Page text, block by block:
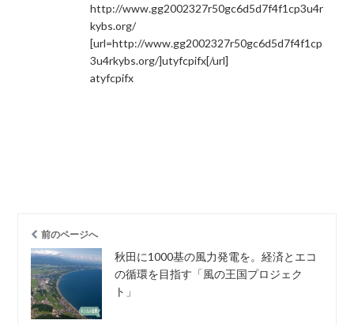
http://www.gg2002327r50gc6d5d7f4f1cp3u4r
kybs.org/
[url=http://www.gg2002327r50gc6d5d7f4f1cp
3u4rkybs.org/]utyfcpifx[/url]
atyfcpifx
前のページへ
秋田に1000基の風力発電を。経済とエコ
の循環を目指す「風の王国プロジェク
ト」